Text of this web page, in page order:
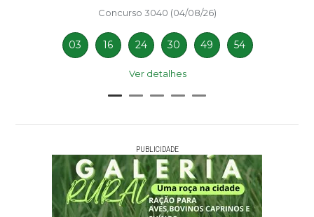
Concurso 3040 (04/08/26)
03 16 24 30 49 54
Ver detalhes
PUBLICIDADE